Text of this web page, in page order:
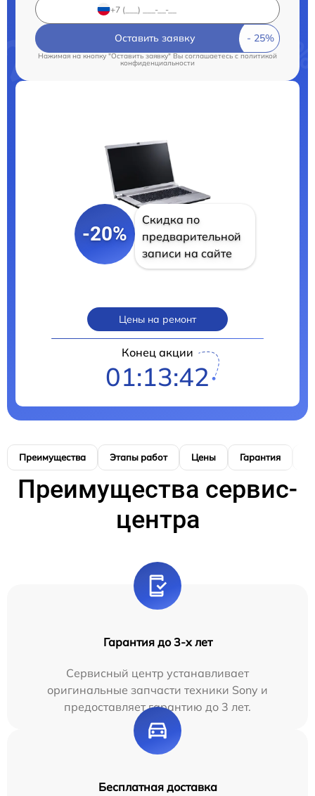
Оставить заявку
Нажимая на кнопку "Оставить заявку" Вы соглашаетесь c политикой
конфиденциальности
-20%
Скидка по
предварительной
записи на сайте
Цены на ремонт
Конец акции
01:13:40
Преимущества Этапы работ Цены Гарантия
Преимущества сервис-
центра
Гарантия до 3-х лет
Сервисный центр устанавливает
оригинальные запчасти техники Sony и
предоставляет гарантию до 3 лет.
Бесплатная доставка